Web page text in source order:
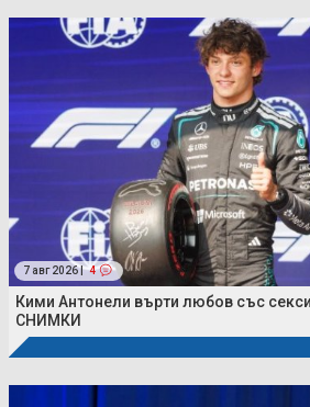
7 авг 2026 | 4
Кими Антонели върти любов със
СНИМКИ